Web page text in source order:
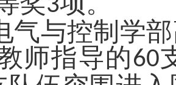
3
气与控制学
师指导的60